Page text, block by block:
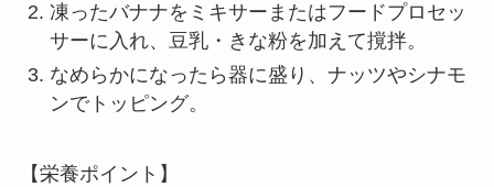
凍ったバナナをミキサーまたはフードプロセッ
サーに入れ、豆乳・きな粉を加えて撹拌。
なめらかになったら器に盛り、ナッツやシナモ
ンでトッピング。
【栄養ポイント】